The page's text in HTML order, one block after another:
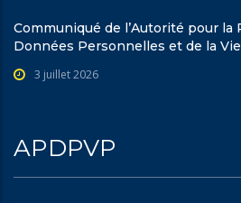
Communiqué de l’Autorité pour la
Données Personnelles et de la
3 juillet 2026
APDPVP